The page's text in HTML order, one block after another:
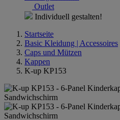
Outlet
Individuell gestalten!
Startseite
Basic Kleidung | Accessoires
Caps und Mützen
Kappen
K-up KP153